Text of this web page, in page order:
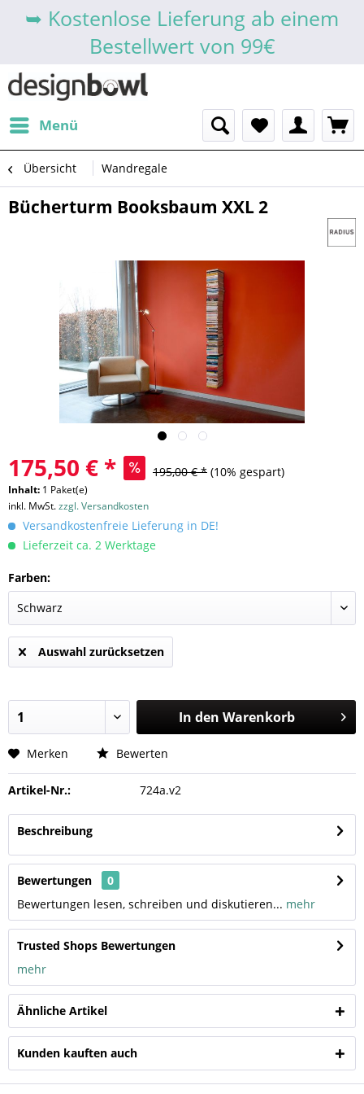
➥ Kostenlose Lieferung ab einem
Bestellwert von 99€
Menü
Übersicht Wandregale
Bücherturm Booksbaum XXL 2
175,50 € * 195,00 € * (10% gespart)
Inhalt: 1 Paket(e)
inkl. MwSt.zzgl. Versandkosten
Versandkostenfreie Lieferung in DE!
Lieferzeit ca. 2 Werktage
Farben:
Auswahl zurücksetzen
In den Warenkorb
Merken Bewerten
Artikel-Nr.: 724a.v2
Beschreibung
Bewertungen
0
Bewertungen lesen, schreiben und diskutieren... mehr
Trusted Shops Bewertungen
mehr
Ähnliche Artikel
Kunden kauften auch